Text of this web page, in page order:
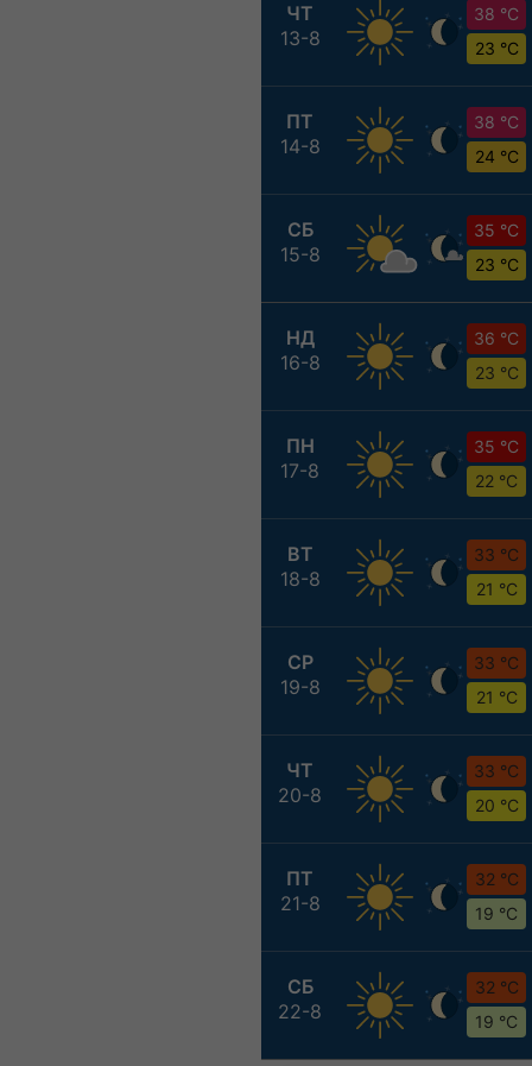
ЧТ
13-8
38 °C
23 °C
ПТ
14-8
38 °C
24 °C
СБ
15-8
35 °C
23 °C
НД
16-8
36 °C
23 °C
ПН
17-8
35 °C
22 °C
ВТ
18-8
33 °C
21 °C
СР
19-8
33 °C
21 °C
ЧТ
20-8
33 °C
20 °C
ПТ
21-8
32 °C
19 °C
СБ
22-8
32 °C
19 °C